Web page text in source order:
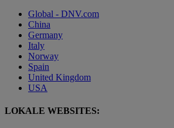
Global - DNV.com
China
Germany
Italy
Norway
Spain
United Kingdom
USA
LOKALE WEBSITES: